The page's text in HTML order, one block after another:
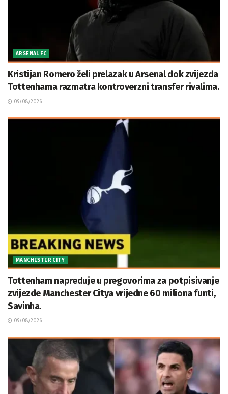
ARSENAL FC
Kristijan Romero želi prelazak u Arsenal dok zvijezda
Tottenhama razmatra kontroverzni transfer rivalima.
09/08/2026
MANCHESTER CITY
Tottenham napreduje u pregovorima za potpisivanje
zvijezde Manchester Citya vrijedne 60 miliona funti,
Savinha.
09/08/2026